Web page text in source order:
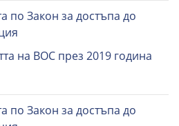
по Закон за достъпа до
на ВОС през 2019 година
по Закон за достъпа до